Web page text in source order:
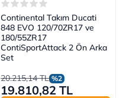
Continental Takım Ducati
848 EVO 120/70ZR17 ve
180/55ZR17
ContiSportAttack 2 Ön Arka
Set
20.215,14 TL %2
19.810,82 TL